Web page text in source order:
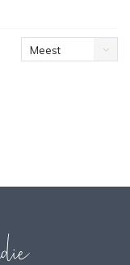
Meest